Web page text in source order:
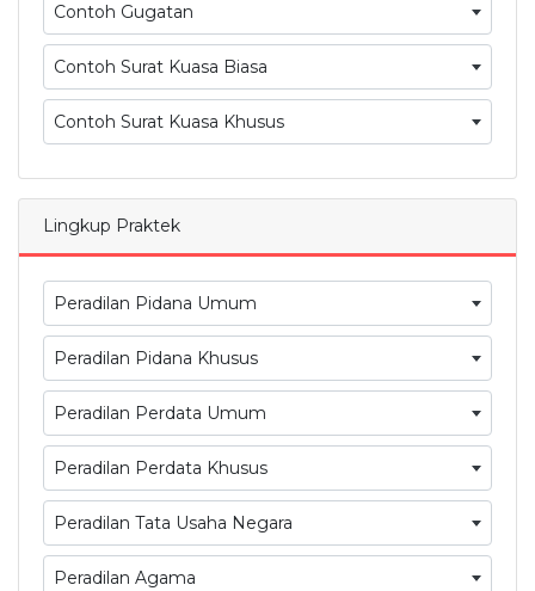
Contoh Gugatan
Contoh Surat Kuasa Biasa
Contoh Surat Kuasa Khusus
Lingkup Praktek
Peradilan Pidana Umum
Peradilan Pidana Khusus
Peradilan Perdata Umum
Peradilan Perdata Khusus
Peradilan Tata Usaha Negara
Peradilan Agama